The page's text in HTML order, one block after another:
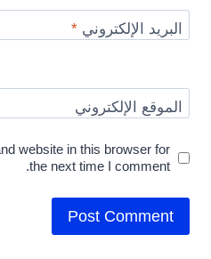
البريد الإلكتروني*
الموقع الإلكتروني
website in this browser for
the next time I comment.